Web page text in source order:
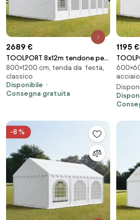
2689 €
TOOLPORT 8x12m tendone per
feste, PVC 800, telaio
perimetrale, bianco - (7849)
800×1200 cm, tenda da festa,
classico
Disponibile
Consegna gratuita
1195 €
feste,
acciaio
-8 %